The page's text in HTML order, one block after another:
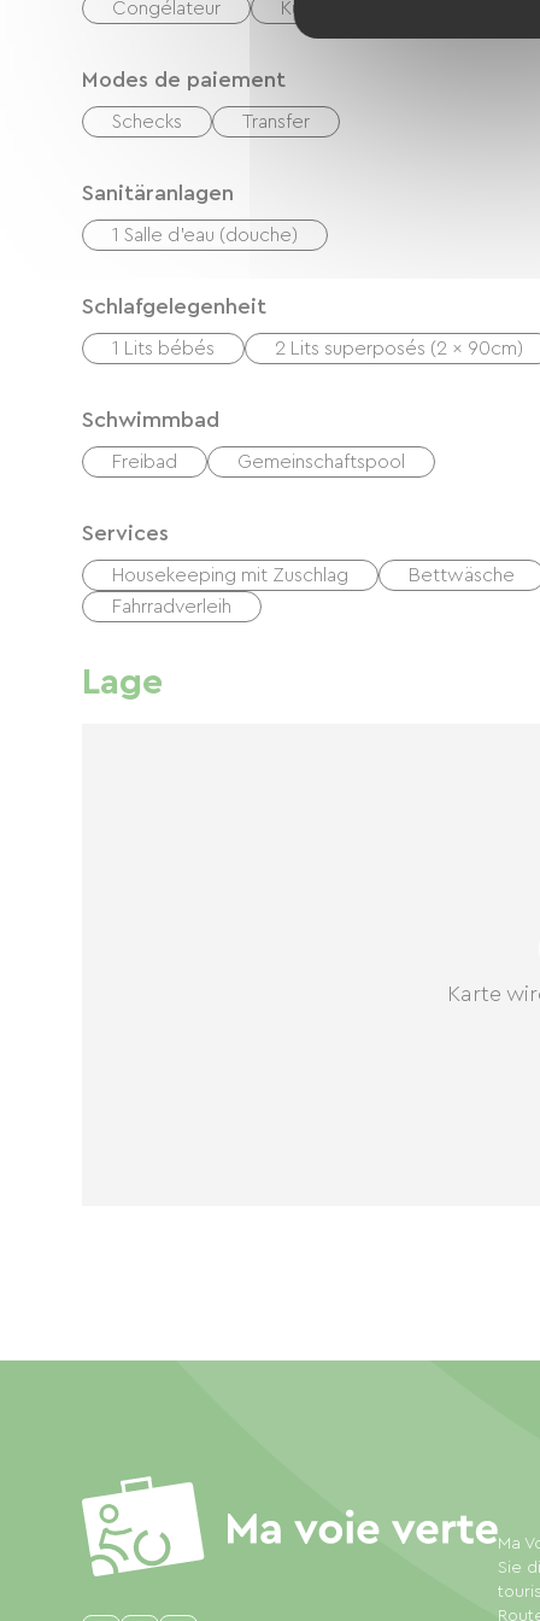
Congélateur Kühlschrank
Modes de paiement
Schecks Transfer
Sanitäranlagen
1 Salle d'eau (douche)
Schlafgelegenheit
1 Lits bébés 2 Lits superposés (2 x 90cm)
Schwimmbad
Freibad Gemeinschaftspool
Services
Housekeeping mit Zuschlag
Bettwäsche
Fahrradverleih
Lage
Karte
Ma
Sie